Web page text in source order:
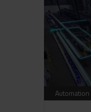
Automation